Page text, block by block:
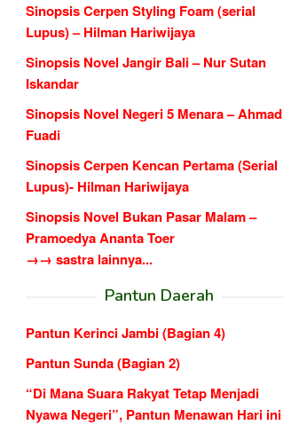
Sinopsis Cerpen Styling Foam (serial
Lupus) – Hilman Hariwijaya
Sinopsis Novel Jangir Bali – Nur Sutan
Iskandar
Sinopsis Novel Negeri 5 Menara – Ahmad
Fuadi
Sinopsis Cerpen Kencan Pertama (Serial
Lupus)- Hilman Hariwijaya
Sinopsis Novel Bukan Pasar Malam –
Pramoedya Ananta Toer
→→ sastra lainnya...
Pantun Daerah
Pantun Kerinci Jambi (Bagian 4)
Pantun Sunda (Bagian 2)
“Di Mana Suara Rakyat Tetap Menjadi
Nyawa Negeri”, Pantun Menawan Hari ini